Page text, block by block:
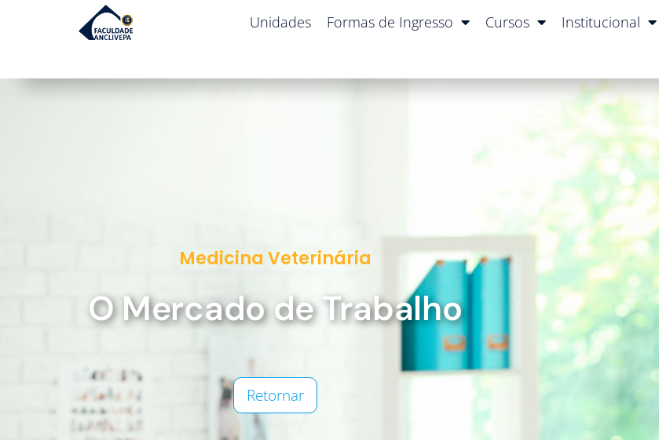
Unidades Formas de Ingresso Cursos Institucional
Medicina Veterinária
O Mercado de Trabalho
Retornar